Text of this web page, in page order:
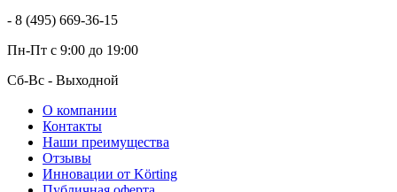
- 8 (495) 669-36-15
Пн-Пт с 9:00 до 19:00
Сб-Вс - Выходной
О компании
Контакты
Наши преимущества
Отзывы
Инновации от Körting